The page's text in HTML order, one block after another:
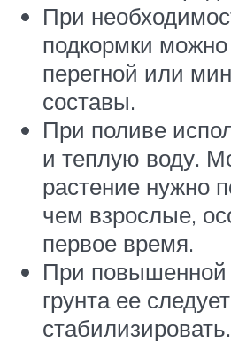
При
подкормки
перегной или
составы.
При поливе
и теплую воду.
растение нужно
чем взрослые,
первое время.
При повышенной
грунта ее следует
стабилизировать.